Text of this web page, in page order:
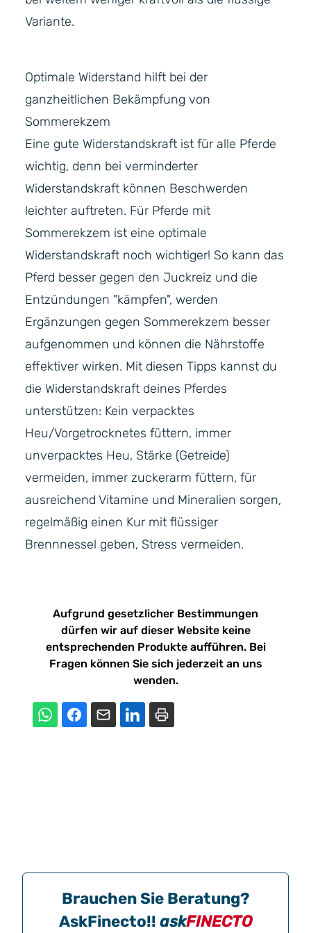
Variante.
Optimale Widerstand hilft bei der
ganzheitlichen Bekämpfung von
Sommerekzem
Eine gute Widerstandskraft ist für alle Pferde
wichtig, denn bei verminderter
Widerstandskraft können Beschwerden
leichter auftreten. Für Pferde mit
Sommerekzem ist eine optimale
Widerstandskraft noch wichtiger! So kann das
Pferd besser gegen den Juckreiz und die
Entzündungen "kämpfen", werden
Ergänzungen gegen Sommerekzem besser
aufgenommen und können die Nährstoffe
effektiver wirken. Mit diesen Tipps kannst du
die Widerstandskraft deines Pferdes
unterstützen: Kein verpacktes
Heu/Vorgetrocknetes füttern, immer
unverpacktes Heu, Stärke (Getreide)
vermeiden, immer zuckerarm füttern, für
ausreichend Vitamine und Mineralien sorgen,
regelmäßig einen Kur mit flüssiger
Brennnessel geben, Stress vermeiden.
Aufgrund gesetzlicher Bestimmungen
dürfen wir auf dieser Website keine
entsprechenden Produkte aufführen. Bei
Fragen können Sie sich jederzeit an uns
wenden.
Brauchen Sie Beratung?
AskFinecto!! askFINECTO